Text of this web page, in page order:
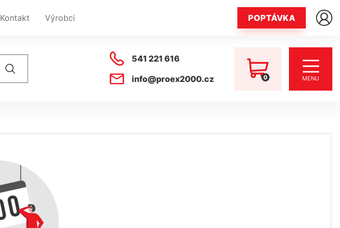
Kontakt Výrobci POPTÁVKA
541 221 616
info@proex2000.cz
0 MENU